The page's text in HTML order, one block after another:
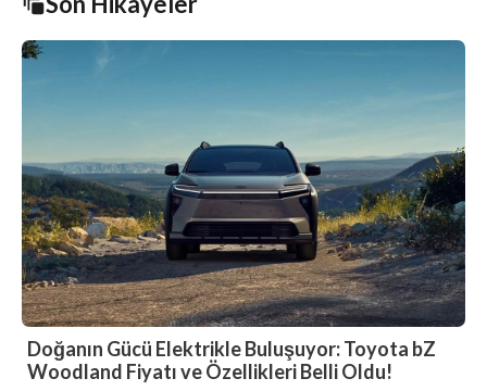
Doğanın Gücü Elektrikle Buluşuyor: Toyota bZ
Woodland Fiyatı ve Özellikleri Belli Oldu!